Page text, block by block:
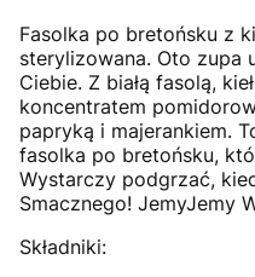
Fasolka po bretońsku z
sterylizowana. Oto zupa
Ciebie. Z białą fasolą,
koncentratem
papryką i majerankiem.
fasolka po bretońsku,
Wystarczy podgrzać,
Smacznego! JemyJemy
Składniki: